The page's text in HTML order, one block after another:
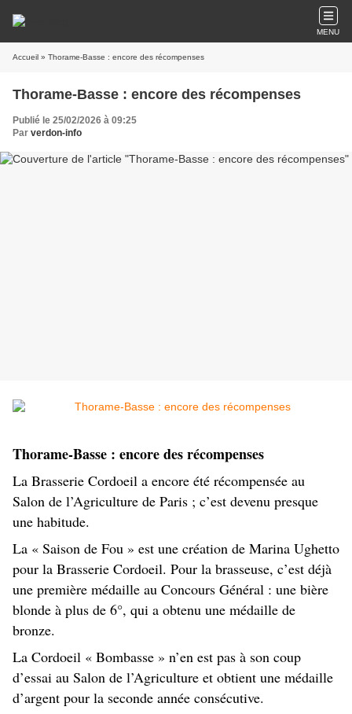
MENU
Accueil » Thorame-Basse : encore des récompenses
Thorame-Basse : encore des récompenses
Publié le 25/02/2026 à 09:25
Par verdon-info
Thorame-Basse : encore des récompenses
La Brasserie Cordoeil a encore été récompensée au
Salon de l’Agriculture de Paris ; c’est devenu presque
une habitude.
La « Saison de Fou » est une création de Marina Ughetto
pour la Brasserie Cordoeil. Pour la brasseuse, c’est déjà
une première médaille au Concours Général : une bière
blonde à plus de 6°, qui a obtenu une médaille de
bronze.
La Cordoeil « Bombasse » n’en est pas à son coup
d’essai au Salon de l’Agriculture et obtient une médaille
d’argent pour la seconde année consécutive.